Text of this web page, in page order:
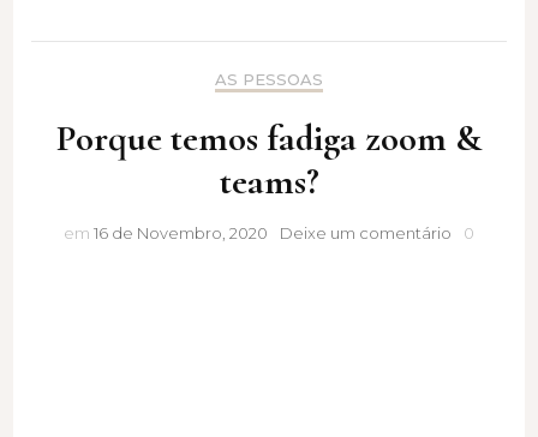
AS PESSOAS
Porque temos fadiga zoom &
teams?
em 16 de Novembro, 2020 Deixe um comentário Porque
0